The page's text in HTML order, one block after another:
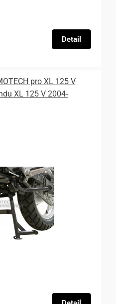
Detail
pro XL 125 V
XL 125 V 2004-